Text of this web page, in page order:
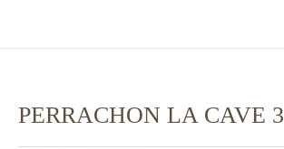
PERRACHON LA CAVE 3